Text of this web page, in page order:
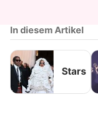
In diesem Artikel
Stars